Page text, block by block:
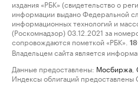
издания «РБК» (свидетельство о
информации выдано Федеральной
информационных технологий и
(Роскомнадзор) 03.12.2021 за
сопровождаются пометкой «РБК».
Владельцем сайта является
Данные предоставлены: Мосбиржа
Индексы облигаций предоставлены